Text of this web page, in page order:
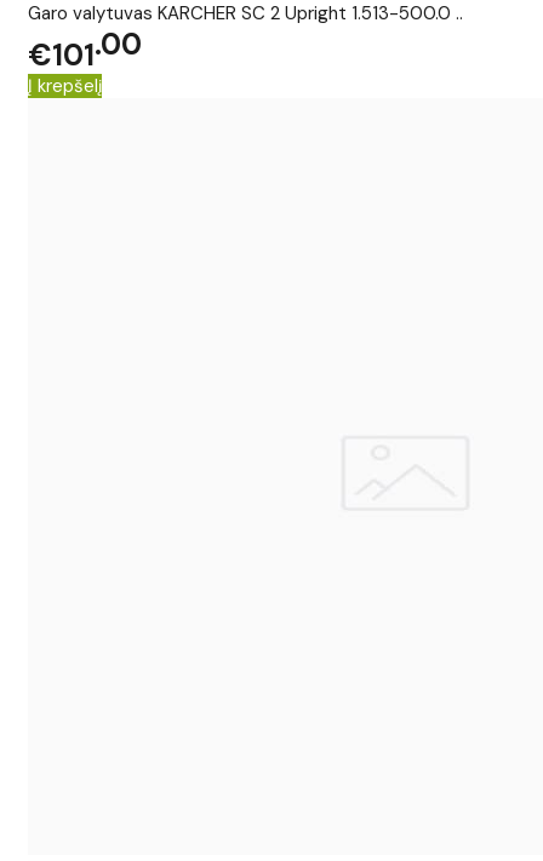
Garo valytuvas KARCHER SC 2 Upright 1.513-500.0 ..
€101 00
Į krepšelį